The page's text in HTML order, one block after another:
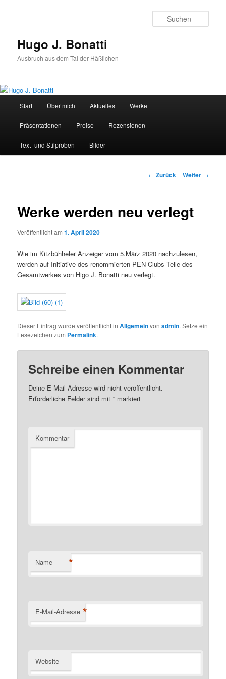
Hugo J. Bonatti
Ausbruch aus dem Tal der Häßlichen
Start Über mich Aktuelles Werke
Präsentationen Preise Rezensionen
Text- und Stilproben Bilder
Beitrags-
← Zurück Weiter →
Werke werden neu verlegt
Veröffentlicht am1. April 2020
Wie im Kitzbühheler Anzeiger vom 5.März 2020 nachzulesen,
werden auf Initiative des renommierten PEN-Clubs Teile des
Gesamtwerkes von Higo J. Bonatti neu verlegt.
Dieser Eintrag wurde veröffentlicht inAllgemeinvonadmin. Setze ein
Lesezeichen zum Permalink.
Schreibe einen Kommentar
Deine E-Mail-Adresse wird nicht veröffentlicht.
Erforderliche Felder sind mit* markiert
Kommentar
Name *
E-Mail-Adresse *
Website